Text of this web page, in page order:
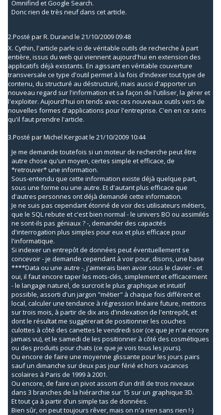
Omnifind et Google Search.
Donc rien de très neuf dans cet article.
2.Posté parR. Durand le 21/10/2009 09:48
X. Cythin, l'article parle ici de véritable outils de recherche à part
entière, issus du web qui viennent aujourd'hui en extension des
applicatifs déjà existants. En agissant en véritable couverture
transversale ce type d'outil permet à la fois d'indexer tout type de
contenu, du structuré au déstructuré, mais aussi d'apporter un
nouveau regard sur l'information et sa façon de l'utiliser, la gérer et
l'exploiter. Aujourd'hui on tends avec ces nouveaux outils vers de
nouvelles formes d'applications pour l'entreprise. C'en en ce sens
qu'il faut prendre l'article.
3.Posté parMichel Kergoatle 21/10/2009 10:44
Je me demande toutefois si un moteur de recherche peut être
autre chose qu'un moyen, certes simple et efficace, de
*retrouver* une information.
Sous-entendu que cette information existe déjà quelque part,
sous une forme ou une autre. Et d'autant plus efficace que
d'autres personnes ont déjà demandé cette information.
Je ne suis pas cependant étonné de voir des utilisateurs métiers,
que le SQL rebute et c'est bien normal - le univers BO ou assimilés
ne sont-ils pas géniaux ? -, demander des capacités
d'interrogation plus simples pour eux et plus efficace pour
l'informatique.
Si indexer un entrepôt de données peut éventuellement se
concevoir - je demande cependant à voir pour, disons, une base
****Data ou une autre -, j'aimerais bien avoir sous le clavier - et
oui, il faut encore taper les mots-clés, simplement et efficacement
- le langage naturel, de surcroit le plus graphique et intuitif
possible, assorti d'un jargon "métier" à chaque fois différent et
local, calculer une tendance à régression linéaire future, mettons
sur trois mois, à partir de dix ans d'indexation de l'entrepôt, et
dont le résultat me suggérerait de positionner les couches
culottes à côté des canettes le vendredi soir (ce que je n'ai encore
jamais vu), et le samedi de les positionner à côté des cosmétiques
ou des produits pour chats (ce que je vois tous les jours).
Ou encore de faire une moyenne glissante pour les jours pairs
sauf un dimanche sur deux pas jour férié et hors vacances
scolaires à Paris de 1999 à 2001.
Ou encore, de faire un pivot assorti d'un drill de trois niveaux
dans 3 branches de la hiérarchie sur 15 sur un graphique 3D.
Et tout ça à partir d'un simple tas de données.
Bien sûr, on peut toujours rêver, mais on n'a rien sans rien !-)